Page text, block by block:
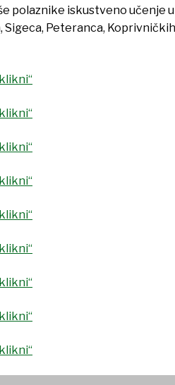
polaznike iskustveno učenje
Peteranca,